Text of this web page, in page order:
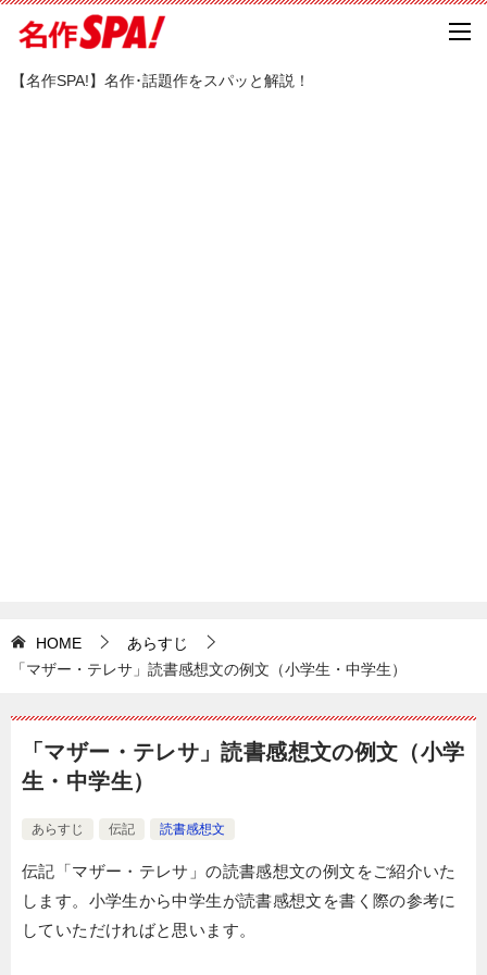
【名作SPA!】名作･話題作をスパッと解説！
HOME
あらすじ
「マザー・テレサ」読書感想文の例文（小学生・中学生）
「マザー・テレサ」読書感想文の例文（小学
生・中学生）
あらすじ 伝記 読書感想文
伝記「マザー・テレサ」の読書感想文の例文をご紹介いた
します。小学生から中学生が読書感想文を書く際の参考に
していただければと思います。